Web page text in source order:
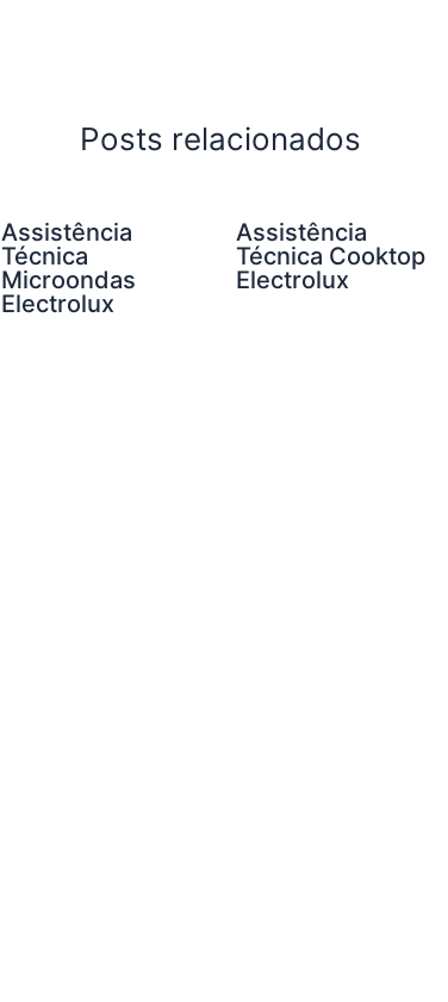
Posts relacionados
Assistência
Técnica
Microondas
Electrolux
Assistência
Técnica Cooktop
Electrolux